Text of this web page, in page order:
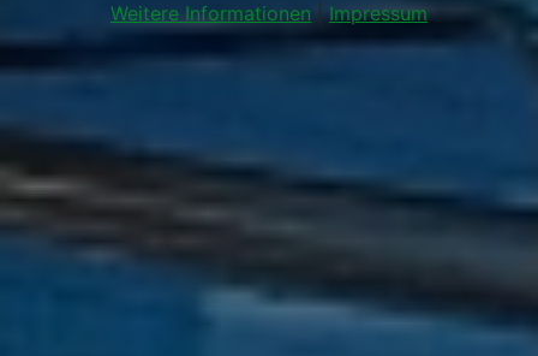
Weitere Informationen |Impressum